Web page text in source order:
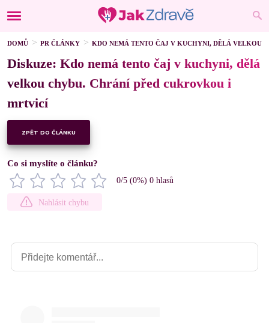
DOMŮ PR ČLÁNKY KDO NEMÁ TENTO ČAJ V KUCHYNI, DĚLÁ VELKOU
Diskuze: Kdo nemá tento čaj v kuchyni, dělá
velkou chybu. Chrání před cukrovkou i
mrtvicí
ZPĚT DO ČLÁNKU
Co si myslíte o článku?
0/5 (0%) 0 hlasů
Nahlásit chybu